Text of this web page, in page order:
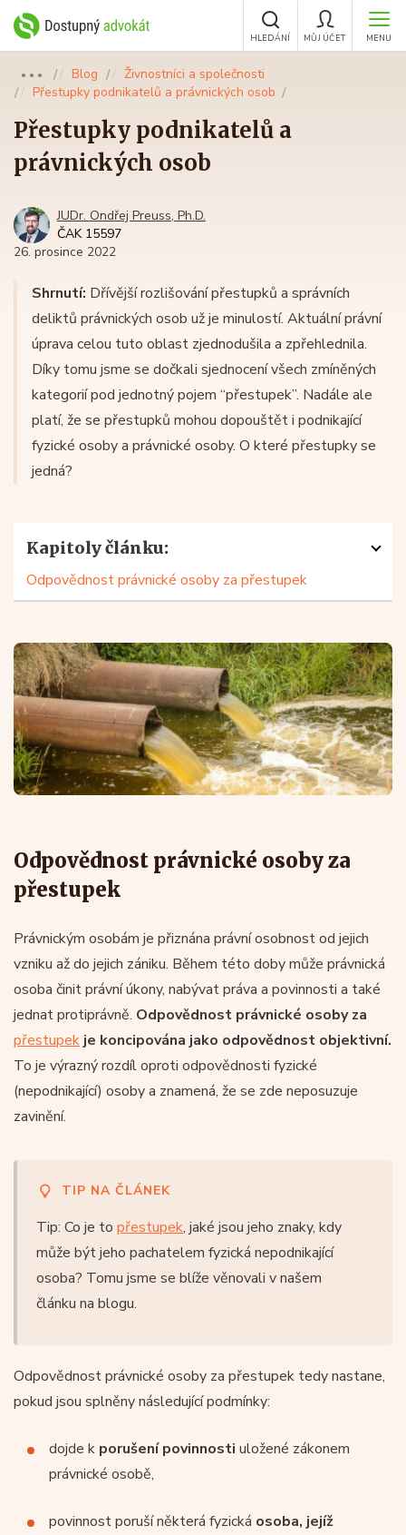
MENU
MŮJ ÚČET
HLEDÁNÍ
●●● Blog
Živnostníci a společnosti
Přestupky podnikatelů a právnických osob
Přestupky podnikatelů a
právnických osob
JUDr. Ondřej Preuss, Ph.D.
ČAK 15597
26. prosince 2022
Shrnutí: Dřívější rozlišování přestupků a správních
deliktů právnických osob už je minulostí. Aktuální právní
úprava celou tuto oblast zjednodušila a zpřehlednila.
Díky tomu jsme se dočkali sjednocení všech zmíněných
kategorií pod jednotný pojem “přestupek”. Nadále ale
platí, že se přestupků mohou dopouštět i podnikající
fyzické osoby a právnické osoby. O které přestupky se
jedná?
Kapitoly článku:
Odpovědnost právnické osoby za přestupek
Odpovědnost právnické osoby za
přestupek
Právnickým osobám je přiznána právní osobnost od jejich
vzniku až do jejich zániku. Během této doby může právnická
osoba činit právní úkony, nabývat práva a povinnosti a také
jednat protiprávně. Odpovědnost právnické osoby za
přestupek je koncipována jako odpovědnost objektivní.
To je výrazný rozdíl oproti odpovědnosti fyzické
(nepodnikající) osoby a znamená, že se zde neposuzuje
zavinění.
TIP NA ČLÁNEK
Tip: Co je to přestupek, jaké jsou jeho znaky, kdy
může být jeho pachatelem fyzická nepodnikající
osoba? Tomu jsme se blíže věnovali v našem
článku na blogu.
Odpovědnost právnické osoby za přestupek tedy nastane,
pokud jsou splněny následující podmínky:
dojde k porušení povinnosti uložené zákonem
právnické osobě,
povinnost poruší některá fyzická osoba, jejíž